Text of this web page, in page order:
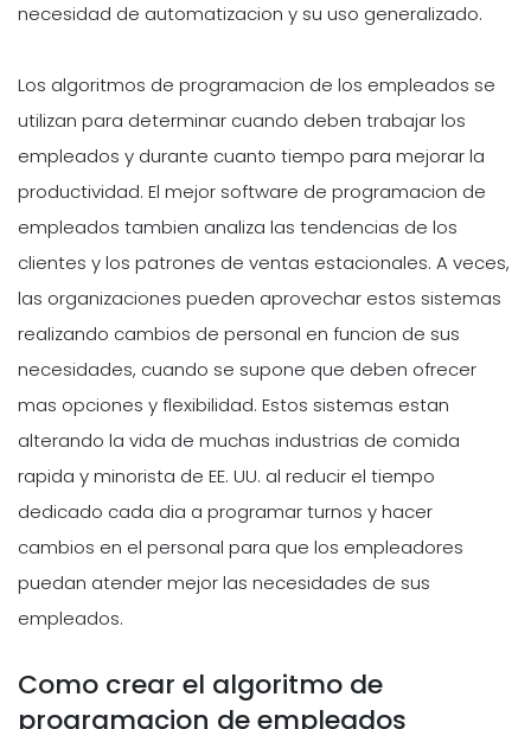
necesidad de automatizacion y su uso generalizado.
Los algoritmos de programacion de los empleados se
utilizan para determinar cuando deben trabajar los
empleados y durante cuanto tiempo para mejorar la
productividad. El mejor software de programacion de
empleados tambien analiza las tendencias de los
clientes y los patrones de ventas estacionales. A veces,
las organizaciones pueden aprovechar estos sistemas
realizando cambios de personal en funcion de sus
necesidades, cuando se supone que deben ofrecer
mas opciones y flexibilidad. Estos sistemas estan
alterando la vida de muchas industrias de comida
rapida y minorista de EE. UU. al reducir el tiempo
dedicado cada dia a programar turnos y hacer
cambios en el personal para que los empleadores
puedan atender mejor las necesidades de sus
empleados.
Como crear el algoritmo de
programacion de empleados